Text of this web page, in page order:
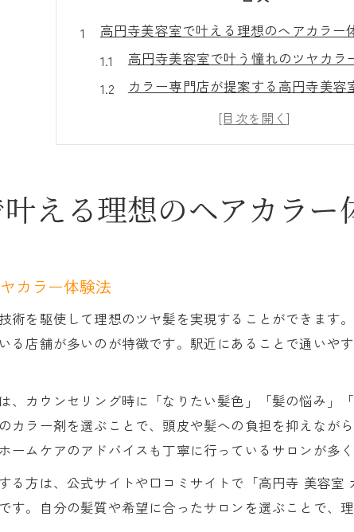
高円寺美容室で叶える理想のヘアカラー
高円寺美容室で叶う憧れのツヤカラ
カラー専門店が提案する高円寺美容
高円寺美容室で納得のヘアカラー相
安いヘアカラーを選ぶ高円寺美容室
駅近で選ぶ髪質改善と白髪染めの新常識
高円寺美容室で髪質改善が叶う駅近
白髪染め専門の高円寺美容室の注目
高円寺美容室で安い髪質改善メニュ
高円寺美容室で叶える透明感カラー
高円寺のカラー専門店で透明感を実
高円寺美容室の口コミで話題の透明
高円寺美容室で安く透明感カラーを
高円寺美容室で髪質に合わせた透明
える理想のヘアカラー
カラー体験法
術を駆使して理想のツヤ髪を実現することができます
る店舗が多いのが特徴です。駅近にあることで通いや
、カウンセリング時に「なりたい髪色」「髪の悩み」
カラー剤を選ぶことで、頭皮や髪への負担を抑えなが
ームケアのアドバイスも丁寧に行っているサロンが多
る方は、公式サイトや口コミサイトで「高円寺 美容
す。自分の髪質や希望に合ったサロンを選ぶことで、